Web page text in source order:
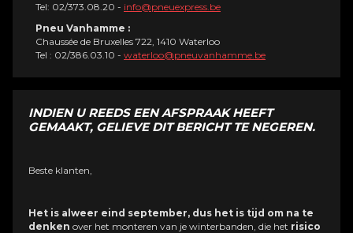
Tel: 02/373.08.20 - info@pneuexpress.be
Pneu Vanhamme :
Chaussée de Bruxelles 722, 1410 Waterloo
Tel : 02/386.03.10 - waterloo@pneuvanhamme.be
INDIEN U REEDS EEN AFSPRAAK HEEFT
GEMAAKT, GELIEVE DIT BERICHT TE NEGEREN.
Beste klanten,
Het is alweer eind september, dus het is tijd om na te
denken over het monteren van je winterbanden, die het risico